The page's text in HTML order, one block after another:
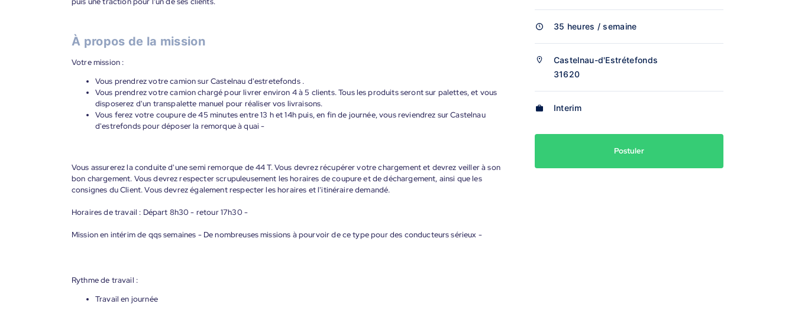
À propos de la mission
Votre mission :
Vous prendrez votre camion sur Castelnau d'estretefonds .
Vous prendrez votre camion chargé pour livrer environ 4 à 5 clients. Tous les produits seront sur palettes, et vous
disposerez d'un transpalette manuel pour réaliser vos livraisons.
Vous ferez votre coupure de 45 minutes entre 13 h et 14h puis, en fin de journée, vous reviendrez sur Castelnau
d'estrefonds pour déposer la remorque à quai -
Vous assurerez la conduite d'une semi remorque de 44 T. Vous devrez récupérer votre chargement et devrez veiller à son
bon chargement. Vous devrez respecter scrupuleusement les horaires de coupure et de déchargement, ainsi que les
consignes du Client. Vous devrez également respecter les horaires et l'itinéraire demandé.
Horaires de travail : Départ 8h30 - retour 17h30 -
Mission en intérim de qqs semaines - De nombreuses missions à pourvoir de ce type pour des conducteurs sérieux -
Rythme de travail :
Travail en journée
35 heures / semaine
Castelnau-d'Estrétefonds
31620
Interim
Postuler